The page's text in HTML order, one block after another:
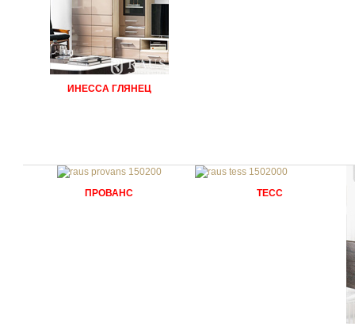
ИНЕССА ГЛЯНЕЦ
ПРОВАНС ТЕСС